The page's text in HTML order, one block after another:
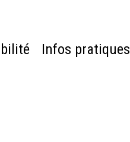
Infos pratiques